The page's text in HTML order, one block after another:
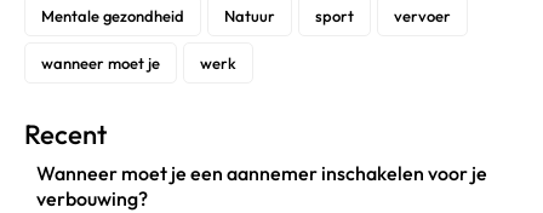
Mentale gezondheid Natuur sport vervoer
wanneer moet je werk
Recent
Wanneer moet je een aannemer inschakelen voor je
verbouwing?